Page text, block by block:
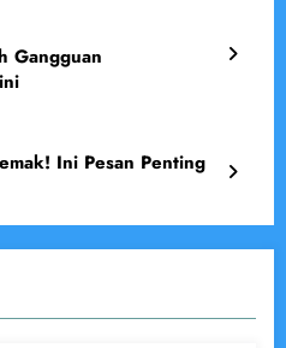
Gangguan
Ini Pesan Penting